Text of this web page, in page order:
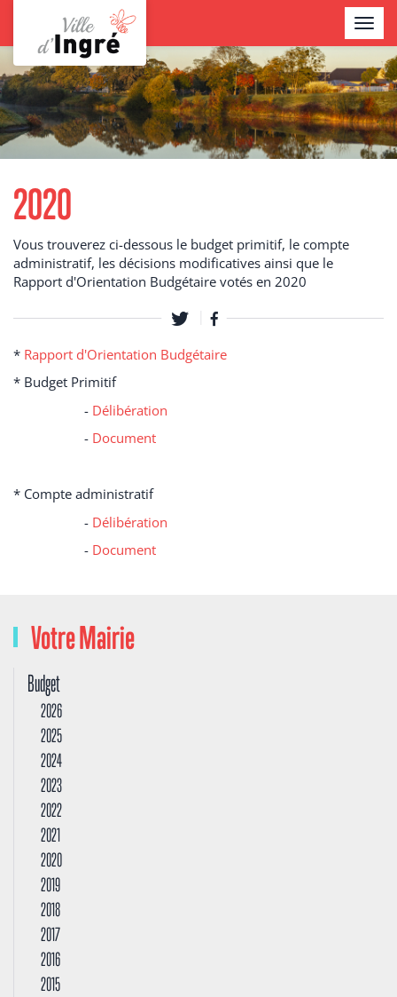
contenu
principal
Contenu
2020
Vous trouverez ci-dessous le budget primitif, le compte
administratif, les décisions modificatives ainsi que le
Rapport d'Orientation Budgétaire votés en 2020
* Rapport d'Orientation Budgétaire
* Budget Primitif
- Délibération
- Document
* Compte administratif
- Délibération
- Document
Votre Mairie
Budget
2026
2025
2024
2023
2022
2021
2020
2019
2018
2017
2016
2015